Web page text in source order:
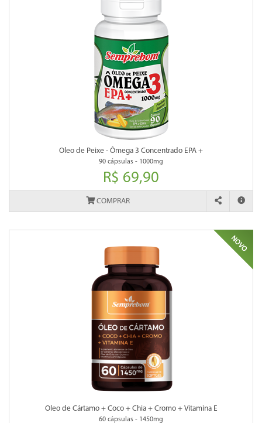
Oleo de Peixe - Ômega 3 Concentrado EPA +
90 cápsulas - 1000mg
R$ 69,90
COMPRAR
Oleo de Cártamo + Coco + Chia + Cromo + Vitamina E
60 cápsulas - 1450mg